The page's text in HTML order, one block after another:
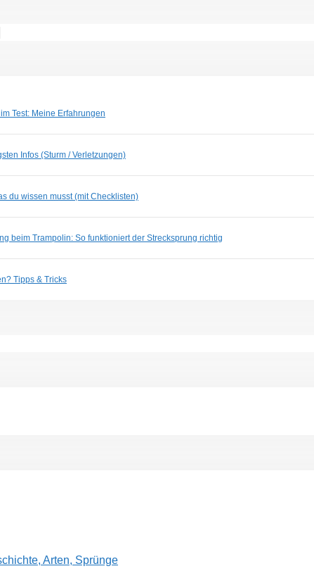
Test: Meine Erfahrungen
Infos (Sturm / Verletzungen)
du wissen musst (mit Checklisten)
beim Trampolin: So funktioniert der Strecksprung richtig
Tipps & Tricks
Arten, Sprünge